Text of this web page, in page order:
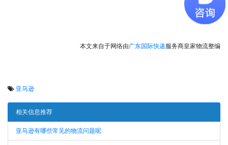
本文来自于网络由广东国际快递服务商皇家物流整编
亚马逊
相关信息推荐
亚马逊有哪些常见的物流问题呢